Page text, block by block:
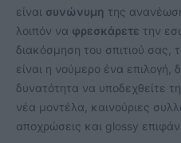
είναι συνώνυμη της
λοιπόν να φρεσκάρετε την
διακόσμηση του σπιτιού σας,
είναι η νούμερο ένα επιλογή,
δυνατότητα να υποδεχθείτε
νέα μοντέλα, καινούριες
αποχρώσεις και glossy